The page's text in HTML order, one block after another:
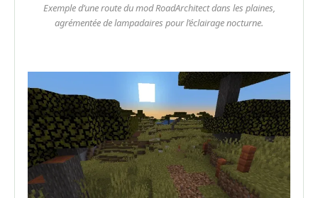
Exemple d’une route du mod RoadArchitect dans les plaines,
agrémentée de lampadaires pour l’éclairage nocturne.